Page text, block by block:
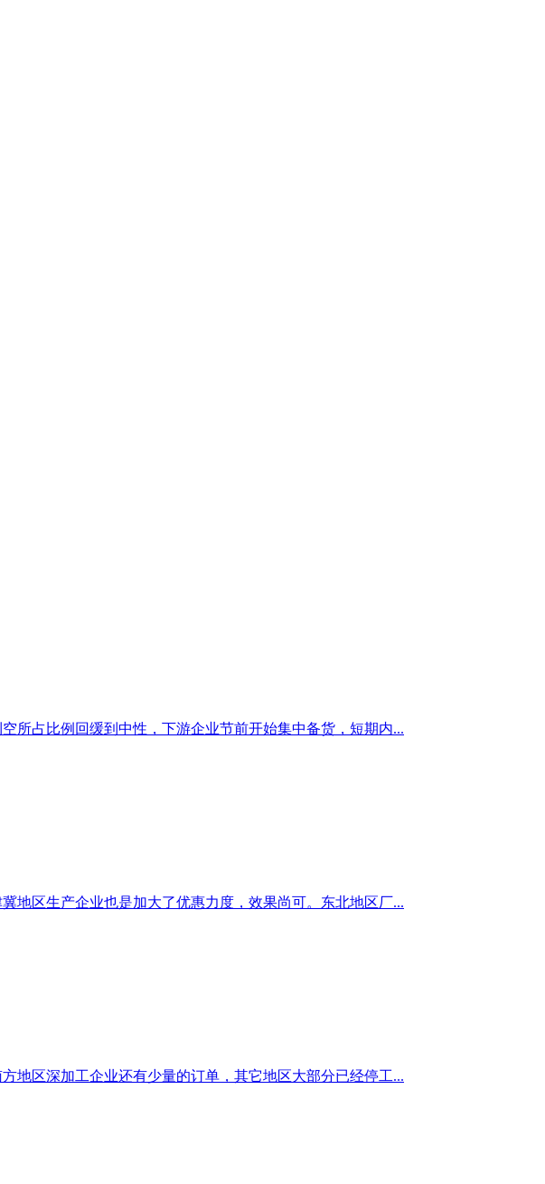
所占比例回缓到中性，下游企业节前开始集中备货，短期内...
地区生产企业也是加大了优惠力度，效果尚可。东北地区厂...
地区深加工企业还有少量的订单，其它地区大部分已经停工...